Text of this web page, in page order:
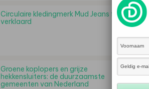
Circulaire kledingmerk Mud Jeans failliet
verklaard
Groene koplopers en grijze
hekkensluiters: de duurzaamste
gemeenten van Nederland